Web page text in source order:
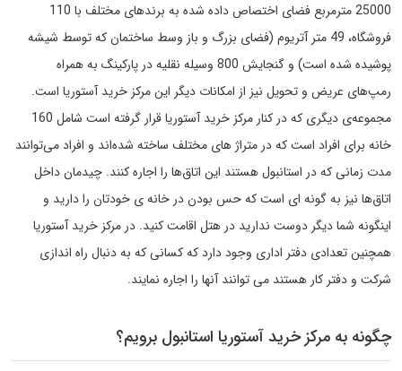
25000 مترمربع فضای اختصاص داده شده به برندهای مختلف با 110
فروشگاه، 49 متر آتریوم (فضای بزرگ و باز وسط ساختمان که توسط شیشه
پوشیده شده است) و گنجایش 800 وسیله نقلیه در پارکینگ به همراه
رمپ‌های عریض و تحویل نیز از امکانات دیگر این مرکز خرید آستوریا است.
مجموعه‌ی دیگری که در کنار مرکز خرید آستوریا قرار گرفته است شامل 160
خانه برای افراد است که در متراژ های مختلف ساخته شده‌اند و افراد می‌توانند
مدت زمانی که در استانبول هستند این اتاق‌ها را اجاره کنند. چیدمان داخل
اتاق‌ها نیز به گونه ای است که حس بودن در خانه ی خودتان را دارید و
اینگونه شما دیگر دوست ندارید در هتل اقامت کنید. در مرکز خرید آستوریا
همچنین تعدادی دفتر اداری وجود دارد که کسانی که به دنبال راه اندازی
شرکت و دفتر کار هستند می توانند آنها را اجاره نمایند.
چگونه به مرکز خرید آستوریا استانبول برویم؟